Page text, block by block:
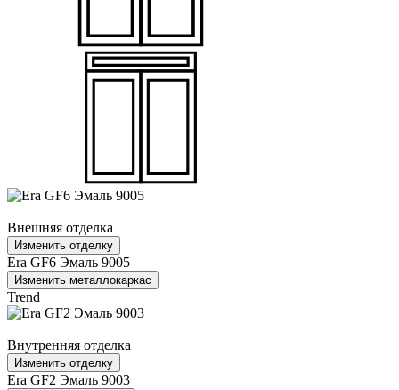
Внешняя отделка
Изменить отделку
Era GF6 Эмаль 9005
Изменить металлокаркас
Trend
Внутренняя отделка
Изменить отделку
Era GF2 Эмаль 9003